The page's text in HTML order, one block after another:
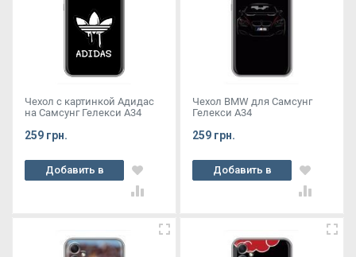
Чехол с картинкой Адидас
на Самсунг Гелекси А34
259 грн.
Добавить в
корзину
Чехол BMW для Самсунг
Гелекси А34
259 грн.
Добавить в
корзину